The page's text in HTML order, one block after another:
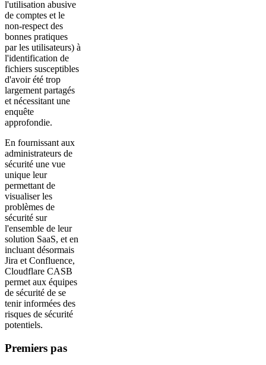
l'utilisation abusive
de comptes et le
non-respect des
bonnes pratiques
par les utilisateurs) à
l'identification de
fichiers susceptibles
d'avoir été trop
largement partagés
et nécessitant une
enquête
approfondie.
En fournissant aux
administrateurs de
sécurité une vue
unique leur
permettant de
visualiser les
problèmes de
sécurité sur
l'ensemble de leur
solution SaaS, et en
incluant désormais
Jira et Confluence,
Cloudflare CASB
permet aux équipes
de sécurité de se
tenir informées des
risques de sécurité
potentiels.
Premiers pas